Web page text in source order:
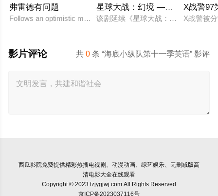
弗雷德有问题
Follows an optimistic man who tries to keep up with the times
星球大战：幻境 —第九个绝地武
该剧延续《星球大战：幻境》的世界
X战警97
X战警被
共0 条 “海底小纵队第十一季英语” 影评
影片评论
西瓜影院免费提供精彩热播电视剧、动漫动画、综艺娱乐、无删减版高
清电影大全在线观看
Copyright © 2023 tzjygjwj.com All Rights Reserved
京ICP备2023037116号